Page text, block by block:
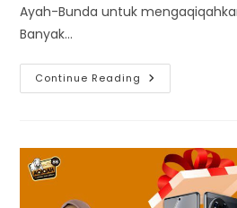
Ayah-Bunda untuk
Banyak…
Continue Reading Promo
Harbolnas